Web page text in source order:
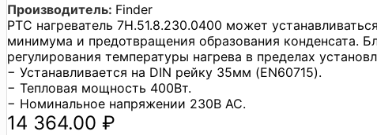
Производитель: Finder
PTC нагреватель 7H.51.8.230.0400 может
минимума и предотвращения образования конденсата.
регулирования температуры нагрева в пределах
− Устанавливается на DIN рейку 35мм (EN60715).
− Тепловая мощность 400Вт.
− Номинальное напряжении 230В АС.
14 364.00 ₽